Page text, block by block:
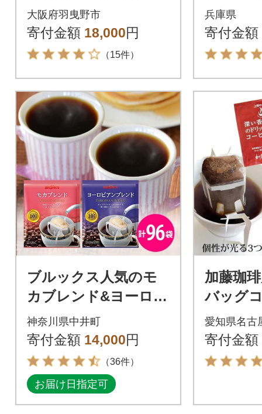
古墳珈琲ドリップバ
ッグ1袋!
大阪府羽曳野市
寄付金額 18,000円
（15件）
5種 100
兵庫県
寄付金額
ブルックス人気のモ
カブレンド&ヨーロピ
アンブレンドセット
神奈川県中井町
寄付金額 14,000円
（36件）
お届け日指定可
加藤珈
バッグ
飲み比
愛知県名古
寄付金額